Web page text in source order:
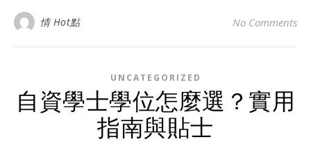
情 Hot點 No Comments
UNCATEGORIZED
自資學士學位怎麼選？實用
指南與貼士